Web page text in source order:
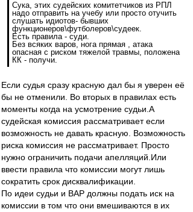
Сука, этих судейских комитетчиков из РПЛ
надо отправить на учебу или просто отучить
слушать идиотов- бывших
функционеров\футболеров\судеек.
Есть правила - суди.
Без всяких варов, нога прямая , атака
опасная с риском тяжелой травмы, положена
КК - получи.
Если судья сразу красную дал бы я уверен её
бы не отменили. Во вторых в правилах есть
моменты когда на усмотрение судьи.А
судейская комиссия рассматривает если
возможность не давать красную. Возможность
риска комиссия не рассматривает. Просто
нужно ограничить подачи апелляций.Или
ввести правила что комиссии могут лишь
сократить срок дисквалификации.
По идеи судьи и ВАР должны подать иск на
комиссии в том что они вмешиваются в их